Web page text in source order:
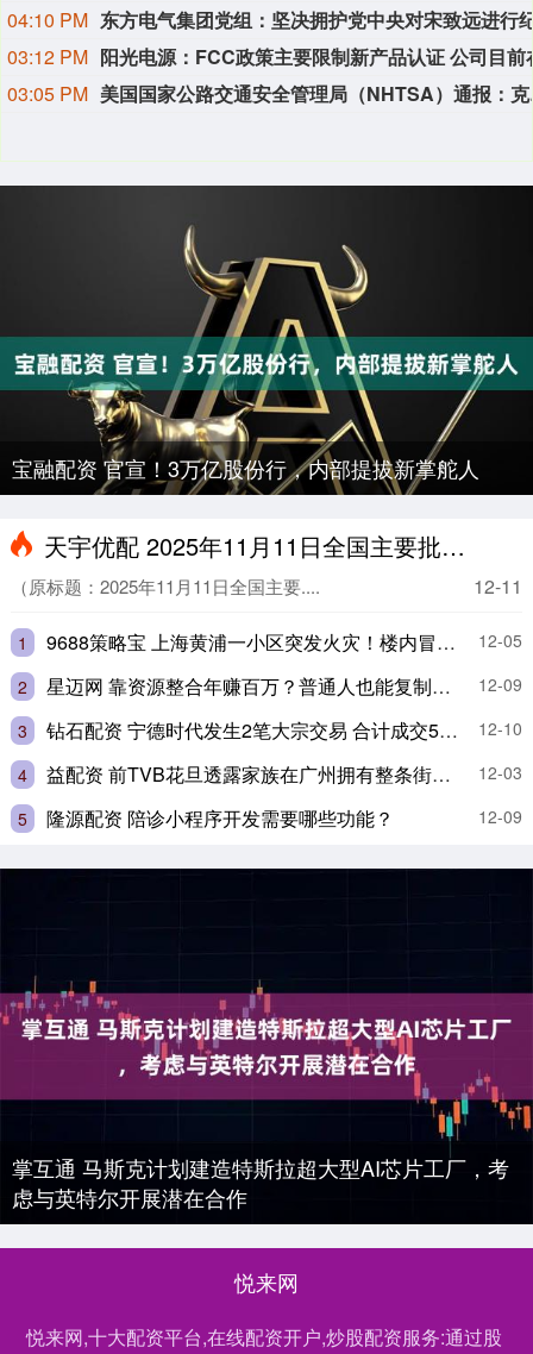
04:10 PM
03:12 PM
03:05 PM
美国国家公路交通安全管理局
宝融配资 官宣！3万亿股份行，内部提拔新掌舵人
天宇优配 2025年11月11日全国主要批发市场鲟鱼价格行情
12-11
（原标题：2025年11月11日全国主要....
1 9688策略宝 上海黄浦一小区突发火灾！楼内冒出大量烟雾，有老人从二楼跳下后受伤送医，官方通报：正在扑救中
12-05
2
星迈网 靠资源整合年赚百万？普通人也能复制的 “人脉变现” 路径，附工具清单
12-09
3
钻石配资 宁德时代发生2笔大宗交易 合计成交5.06亿元
12-10
4
益配资 前TVB花旦透露家族在广州拥有整条街物业，自爆香港没人找她拍剧
12-03
5
隆源配资 陪诊小程序开发需要哪些功能？ 12-09
掌互通 马斯克计划建造特斯拉超大型AI芯片工厂，考
虑与英特尔开展潜在合作
悦来网
悦来网,十大配资平台,在线配资开户,炒股配资服务:通过股